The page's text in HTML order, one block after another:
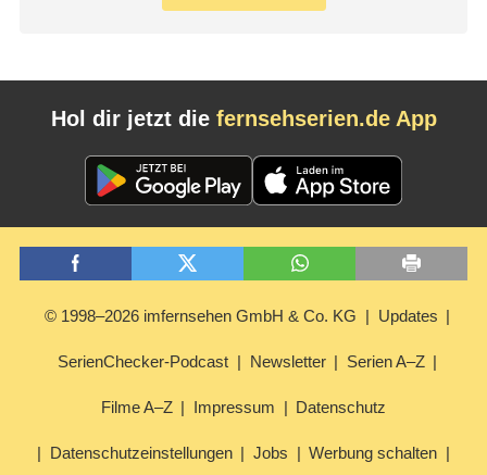
Hol dir jetzt die fernsehserien.de App
© 1998–2026 imfernsehen GmbH & Co. KG Updates
SerienChecker-Podcast Newsletter Serien A–Z
Filme A–Z Impressum Datenschutz
Datenschutzeinstellungen Jobs Werbung schalten